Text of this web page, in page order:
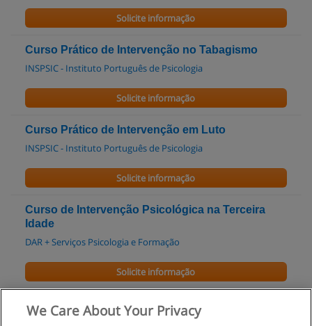
Solicite informação
Curso Prático de Intervenção no Tabagismo
INSPSIC - Instituto Português de Psicologia
Solicite informação
Curso Prático de Intervenção em Luto
INSPSIC - Instituto Português de Psicologia
Solicite informação
Curso de Intervenção Psicológica na Terceira
Idade
DAR + Serviços Psicologia e Formação
Solicite informação
Curso de Psicossociologia do Trabalho
Cognos-Formação e Desenvolvimento Pessoal
We Care About Your Privacy